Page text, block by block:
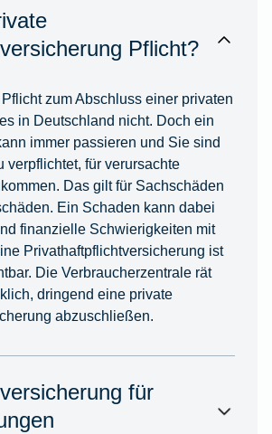
Pflicht?
zum Abschluss einer privaten
in Deutschland nicht. Doch ein
immer passieren und Sie sind
verpflichtet, für verursachte
Das gilt für Sachschäden
Ein Schaden kann dabei
finanzielle Schwierigkeiten mit
Privathaftpflichtversicherung ist
Die Verbraucherzentrale rät
dringend eine private
abzuschließen.
für